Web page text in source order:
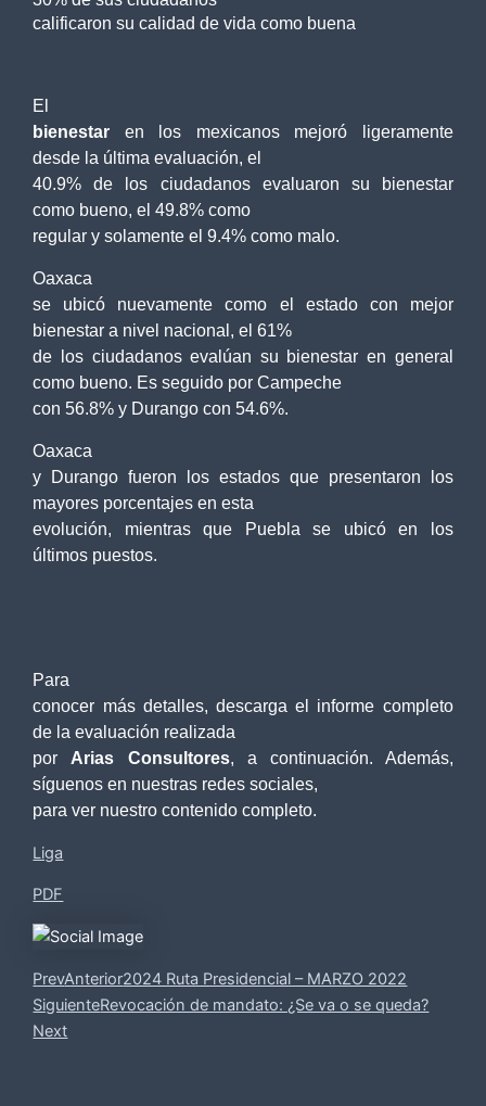
calificaron su calidad de vida como buena
El
bienestar en los mexicanos mejoró ligeramente
desde la última evaluación, el
40.9% de los ciudadanos evaluaron su bienestar
como bueno, el 49.8% como
regular y solamente el 9.4% como malo.
Oaxaca
se ubicó nuevamente como el estado con mejor
bienestar a nivel nacional, el 61%
de los ciudadanos evalúan su bienestar en general
como bueno. Es seguido por Campeche
con 56.8% y Durango con 54.6%.
Oaxaca
y Durango fueron los estados que presentaron los
mayores porcentajes en esta
evolución, mientras que Puebla se ubicó en los
últimos puestos.
Para
conocer más detalles, descarga el informe completo
de la evaluación realizada
por Arias Consultores, a continuación. Además,
síguenos en nuestras redes sociales,
para ver nuestro contenido completo.
Liga
PDF
PrevAnterior2024 Ruta Presidencial – MARZO 2022
SiguienteRevocación de mandato: ¿Se va o se queda?
Next